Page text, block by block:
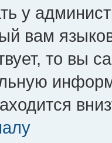
у
вам
то вы